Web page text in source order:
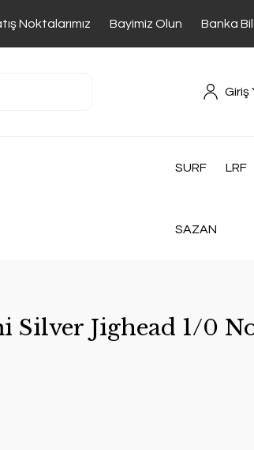
Noktalarımız Bayimiz Olun Banka
Giriş
SURF LRF
SAZAN
Silver Jighead 1/0